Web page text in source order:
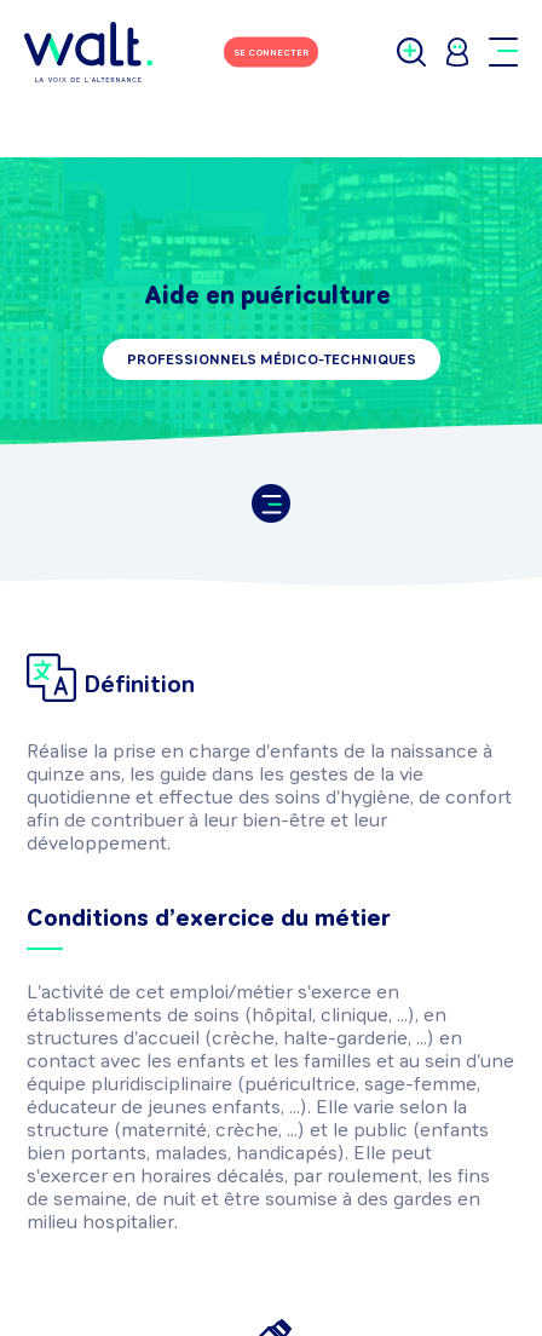
SE CONNECTER
Aide en puériculture
PROFESSIONNELS MÉDICO-TECHNIQUES
Définition
Réalise la prise en charge d'enfants de la naissance à
quinze ans, les guide dans les gestes de la vie
quotidienne et effectue des soins d'hygiène, de confort
afin de contribuer à leur bien-être et leur
développement.
Conditions d’exercice du métier
L'activité de cet emploi/métier s'exerce en
établissements de soins (hôpital, clinique, ...), en
structures d'accueil (crèche, halte-garderie, ...) en
contact avec les enfants et les familles et au sein d'une
équipe pluridisciplinaire (puéricultrice, sage-femme,
éducateur de jeunes enfants, ...). Elle varie selon la
structure (maternité, crèche, ...) et le public (enfants
bien portants, malades, handicapés). Elle peut
s'exercer en horaires décalés, par roulement, les fins
de semaine, de nuit et être soumise à des gardes en
milieu hospitalier.